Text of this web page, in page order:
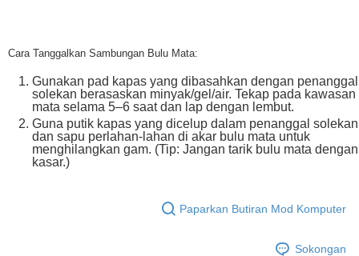
Cara Tanggalkan Sambungan Bulu Mata:
Gunakan pad kapas yang dibasahkan dengan penanggal
solekan berasaskan minyak/gel/air. Tekap pada kawasan
mata selama 5–6 saat dan lap dengan lembut.
Guna putik kapas yang dicelup dalam penanggal solekan
dan sapu perlahan-lahan di akar bulu mata untuk
menghilangkan gam. (Tip: Jangan tarik bulu mata dengan
kasar.)
Paparkan Butiran Mod Komputer
Sokongan